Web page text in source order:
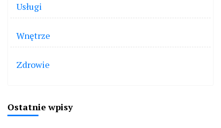
Usługi
Wnętrze
Zdrowie
Ostatnie wpisy